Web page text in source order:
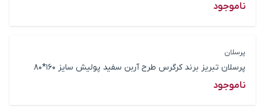
ناموجود
پرسلان
پرسلان تبریز برند کرگرس طرح آربن سفید پولیش سایز 160*80
ناموجود